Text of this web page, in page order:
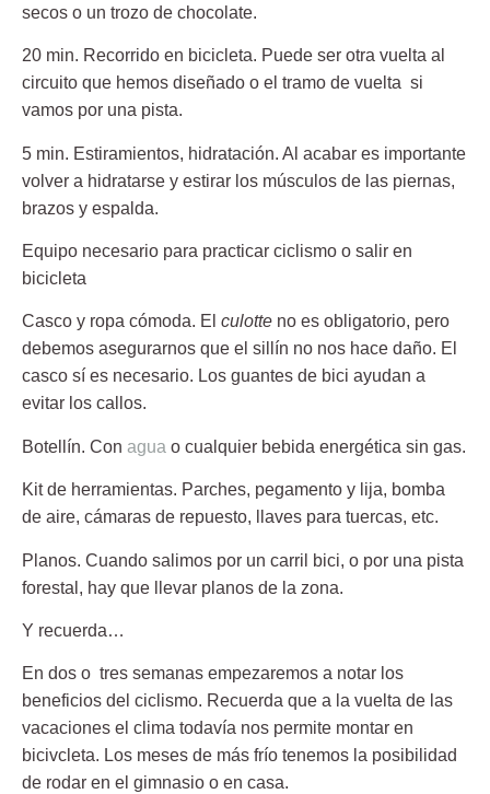
secos o un trozo de chocolate.
20 min. Recorrido en bicicleta. Puede ser otra vuelta al
circuito que hemos diseñado o el tramo de vuelta si
vamos por una pista.
5 min. Estiramientos, hidratación. Al acabar es importante
volver a hidratarse y estirar los músculos de las piernas,
brazos y espalda.
Equipo necesario para practicar ciclismo o salir en
bicicleta
Casco y ropa cómoda. El culotte no es obligatorio, pero
debemos asegurarnos que el sillín no nos hace daño. El
casco sí es necesario. Los guantes de bici ayudan a
evitar los callos.
Botellín. Con agua o cualquier bebida energética sin gas.
Kit de herramientas. Parches, pegamento y lija, bomba
de aire, cámaras de repuesto, llaves para tuercas, etc.
Planos. Cuando salimos por un carril bici, o por una pista
forestal, hay que llevar planos de la zona.
Y recuerda…
En dos o tres semanas empezaremos a notar los
beneficios del ciclismo. Recuerda que a la vuelta de las
vacaciones el clima todavía nos permite montar en
bicivcleta. Los meses de más frío tenemos la posibilidad
de rodar en el gimnasio o en casa.